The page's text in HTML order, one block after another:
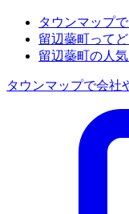
タウンマップ
留辺蘂町って
留辺蘂町の人
タウンマップで会社